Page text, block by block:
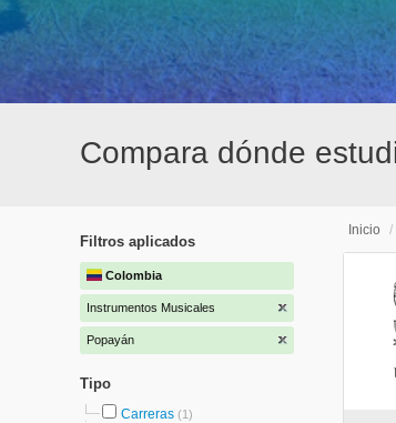
Compara dónde
Filtros aplicados
Colombia
Instrumentos Musicales
Popayán
Tipo
Carreras (1)
Inicio /